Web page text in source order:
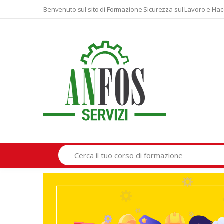
Benvenuto sul sito di Formazione Sicurezza sul Lavoro e
Search